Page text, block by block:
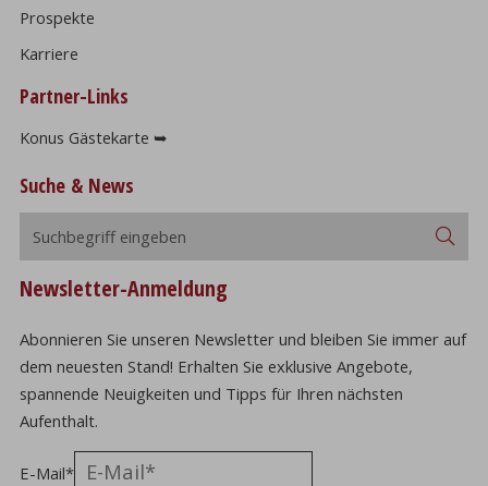
Prospekte
Karriere
Partner-Links
Konus Gästekarte ➥
Suche & News
Newsletter-Anmeldung
Abonnieren Sie unseren Newsletter und bleiben Sie immer auf
dem neuesten Stand! Erhalten Sie exklusive Angebote,
spannende Neuigkeiten und Tipps für Ihren nächsten
Aufenthalt.
E-Mail*